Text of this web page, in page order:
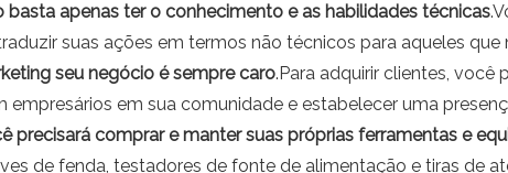
basta apenas ter o conhecimento e as habilidades técnicas
suas ações em termos não técnicos para aqueles
seu negócio é sempre caro.Para adquirir clientes, você
empresários em sua comunidade e estabelecer uma
precisará comprar e manter suas próprias ferramentas e
de fenda, testadores de fonte de alimentação e tiras de